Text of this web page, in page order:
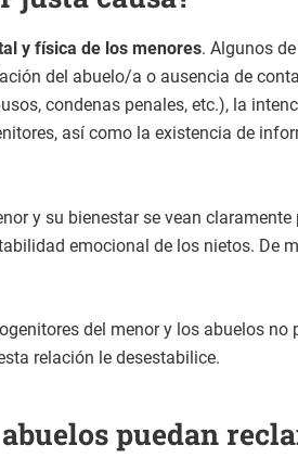
y física de los menores. Algunos
del abuelo/a o ausencia de
condenas penales, etc.), la
así como la existencia de
y su bienestar se vean
emocional de los nietos. De
del menor y los abuelos
relación le desestabilice.
puedan